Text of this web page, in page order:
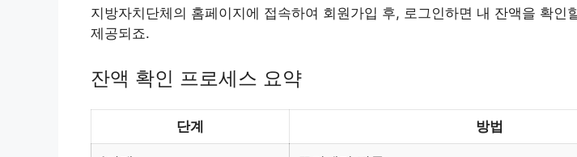
지방자치단체의 홈페이지에 접속하여 회원가입 후, 로그인하면 내 잔액을 확인
제공되죠.
잔액 확인 프로세스 요약
단계 방법